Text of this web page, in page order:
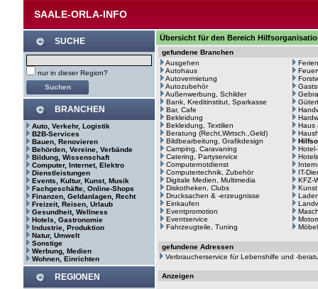
SAALE-ORLA-INFO
SUCHE
nur in dieser Region?
BRANCHEN
Auto, Verkehr, Logistik
B2B-Services
Bauen, Renovieren
Behörden, Vereine, Verbände
Bildung, Wissenschaft
Computer, Internet, Elektro
Dienstleistungen
Events, Kultur, Kunst, Musik
Fachgeschäfte, Online-Shops
Finanzen, Geldanlagen, Recht
Freizeit, Reisen, Urlaub
Gesundheit, Wellness
Hotels, Gastronomie
Industrie, Produktion
Natur, Umwelt
Sonstige
Werbung, Medien
Wohnen, Einrichten
REGIONEN
Übersicht für den Bereich
gefundene Branchen
Ausgehen
Autohaus
Autovermietung
Autozubehör
Außenwerbung, Schilder
Bank, Kreditinstitut, Sparkasse
Bar, Cafe
Bekleidung
Bekleidung, Textilien
Beratung (Recht,Wirtsch.,Geld)
Bildbearbeitung, Grafikdesign
Camping, Caravaning
Catering, Partyservice
Computernotdienst
Computertechnik, Zubehör
Digitale Medien, Multimedia
Diskotheken, Clubs
Drucksachen & -erzeugnisse
Einkaufen
Eventpromotion
Eventservice
Fahrzeugteile, Tuning
Haus
IT-
KFZ-
Kunst
gefundene Adressen
Verbraucherservice für Lebenshilfe und -
Anzeigen